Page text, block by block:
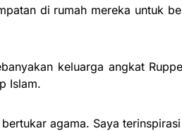
di rumah mereka untuk
keluarga angkat
Islam.
agama. Saya